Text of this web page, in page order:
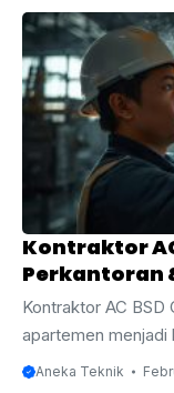
pertumbuhan
perumahan elite,
pusat
pendingin ruangan
keberadaan teknisi
berbagai jenis AC
menjadi sangat ...
Kontraktor
Perkantoran
Kontraktor AC
apartemen menjadi
berkembang pesat
Aneka Teknik